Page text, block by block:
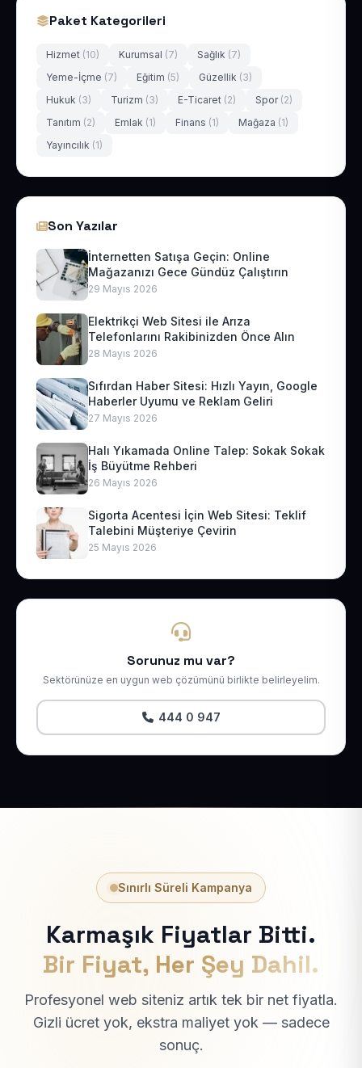
Paket Kategorileri
Hizmet (10) Kurumsal (7) Sağlık (7)
Yeme-İçme (7) Eğitim (5) Güzellik (3)
Hukuk (3) Turizm (3) E-Ticaret (2) Spor (2)
Tanıtım (2) Emlak (1) Finans (1) Mağaza (1)
Yayıncılık (1)
Son Yazılar
İnternetten Satışa Geçin: Online
Mağazanızı Gece Gündüz Çalıştırın
29 Mayıs 2026
Elektrikçi Web Sitesi ile Arıza
Telefonlarını Rakibinizden Önce Alın
28 Mayıs 2026
Sıfırdan Haber Sitesi: Hızlı Yayın, Google
Haberler Uyumu ve Reklam Geliri
27 Mayıs 2026
Halı Yıkamada Online Talep: Sokak Sokak
İş Büyütme Rehberi
26 Mayıs 2026
Sigorta Acentesi İçin Web Sitesi: Teklif
Talebini Müşteriye Çevirin
25 Mayıs 2026
Sorunuz mu var?
Sektörünüze en uygun web çözümünü birlikte belirleyelim.
444 0 947
Sınırlı Süreli Kampanya
Karmaşık Fiyatlar Bitti.
Bir Fiyat, Her Şey Dahil.
Profesyonel web siteniz artık tek bir net fiyatla.
Gizli ücret yok, ekstra maliyet yok — sadece
sonuç.